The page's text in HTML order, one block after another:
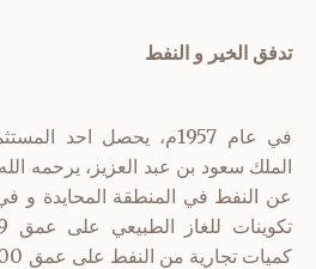
تدفق الخير و النفط
في عام 1957م، يحصل احد
الملك سعود بن عبد العزيز، يرحمه